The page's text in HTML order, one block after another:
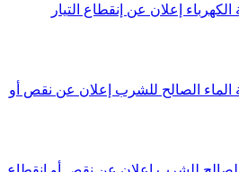
إعلان عن إنقطاع التيار
الصالح للشرب إعلان عن نقص أو